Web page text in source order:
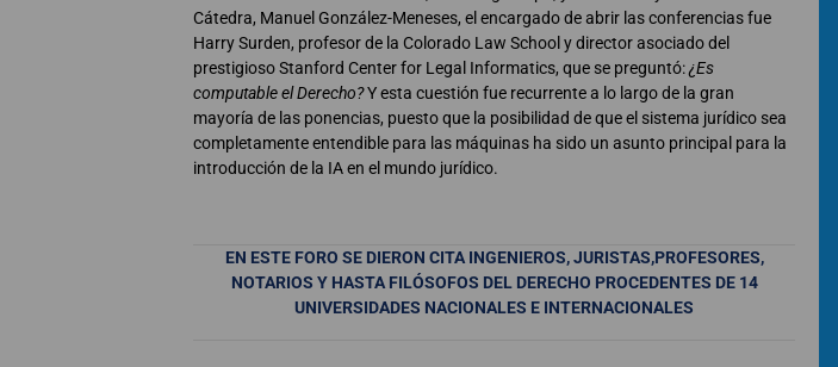
Cátedra, Manuel González-Meneses, el encargado de abrir las conferencias fue
Harry Surden, profesor de la Colorado Law School y director asociado del
prestigioso Stanford Center for Legal Informatics, que se preguntó:¿Es
computable el Derecho?Y esta cuestión fue recurrente a lo largo de la gran
mayoría de las ponencias, puesto que la posibilidad de que el sistema jurídico sea
completamente entendible para las máquinas ha sido un asunto principal para la
introducción de la IA en el mundo jurídico.
EN ESTE FORO SE DIERON CITA INGENIEROS, JURISTAS,PROFESORES,
NOTARIOS Y HASTA FILÓSOFOS DEL DERECHO PROCEDENTES DE 14
UNIVERSIDADES NACIONALES E INTERNACIONALES